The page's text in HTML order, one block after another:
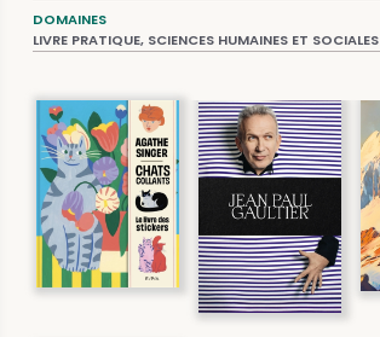
DOMAINES
LIVRE PRATIQUE, SCIENCES HUMAINES ET SOCIALES